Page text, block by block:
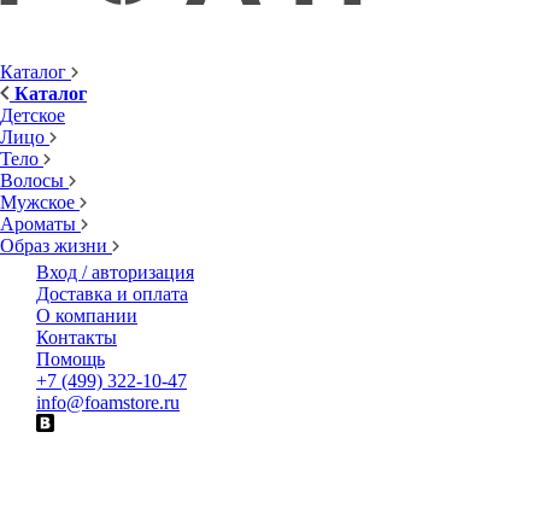
Каталог
Каталог
Детское
Лицо
Тело
Волосы
Мужское
Ароматы
Образ жизни
Вход / авторизация
Доставка и оплата
О компании
Контакты
Помощь
+7 (499) 322-10-47
info@foamstore.ru